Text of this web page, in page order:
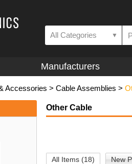
All Categories ▼
Manufacturers
Accessories > Cable Assemblies >
Other Cable
All Items (18) New